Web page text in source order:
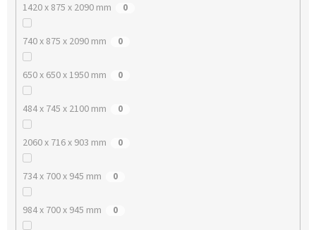
1420 x 875 x 2090 mm 0
740 x 875 x 2090 mm 0
650 x 650 x 1950 mm 0
484 x 745 x 2100 mm 0
2060 x 716 x 903 mm 0
734 x 700 x 945 mm 0
984 x 700 x 945 mm 0